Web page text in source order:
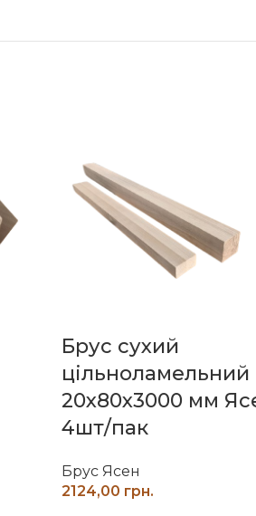
Брус сухий
цільноламельний
20х80х3000 мм
4шт/пак
Брус Ясен
грн.